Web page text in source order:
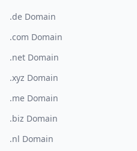
.de Domain
.com Domain
.net Domain
.xyz Domain
.me Domain
.biz Domain
.nl Domain